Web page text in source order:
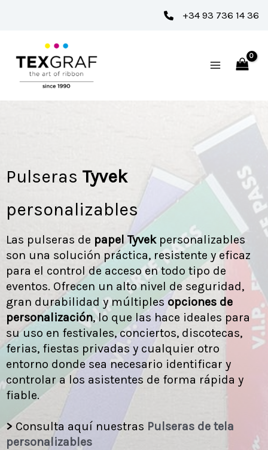
contenido
+34 93 736 14 36
Pulseras Tyvek
personalizables
Las pulseras de papel Tyvekpersonalizables
son una solución práctica, resistente y eficaz
para el control de acceso en todo tipo de
eventos. Ofrecen un alto nivel de seguridad,
gran durabilidad y múltiples opciones de
personalización, lo que las hace ideales para
su uso en festivales, conciertos, discotecas,
ferias, fiestas privadas y cualquier otro
entorno donde sea necesario identificar y
controlar a los asistentes de forma rápida y
fiable.
> Consulta aquí nuestras Pulseras de tela
personalizables